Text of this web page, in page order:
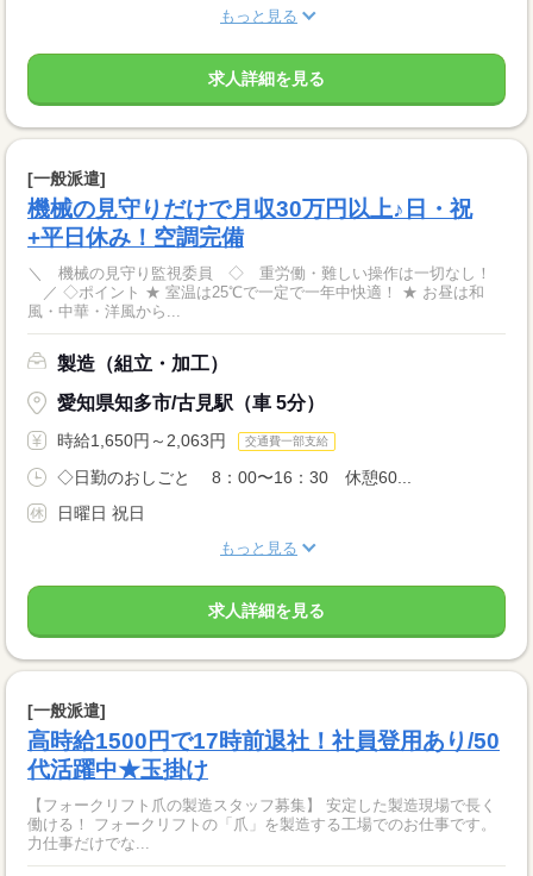
もっと見る
求人詳細を見る
[一般派遣]
機械の見守りだけで月収30万円以上♪日・祝
+平日休み！空調完備
＼ 機械の見守り監視委員 ◇ 重労働・難しい操作は一切なし！
／ ◇ポイント ★ 室温は25℃で一定で一年中快適！ ★ お昼は和
風・中華・洋風から...
製造（組立・加工）
愛知県知多市/古見駅（車 5分）
時給1,650円～2,063円 交通費一部支給
◇日勤のおしごと 8：00〜16：30 休憩60...
日曜日 祝日
もっと見る
求人詳細を見る
[一般派遣]
高時給1500円で17時前退社！社員登用あり/50
代活躍中★玉掛け
【フォークリフト爪の製造スタッフ募集】 安定した製造現場で長く
働ける！ フォークリフトの「爪」を製造する工場でのお仕事です。
力仕事だけでな...